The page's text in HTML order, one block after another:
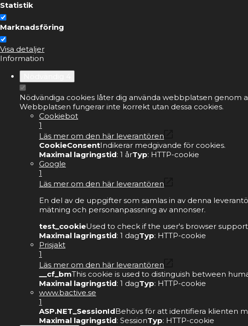
Statistik
Marknadsföring
Visa detaljer
Information
Nödvändiga cookies låter dig använda webbplatsen genom
Webbplatsen fungerar inte korrekt utan dessa cookies.
Cookiebot
1
Läs mer om den här leverantören
CookieConsentIndikerar medgivande för cookies.
Maximal lagringstid: 1 årTyp: HTTP-cookie
Google
1
Läs mer om den här leverantören
En del av de uppgifter som samlas in av denna
mätning och personanpassning av annonser.
test_cookieUsed to check if the user's browser
Maximal lagringstid: 1 dagTyp: HTTP-cookie
Prisjakt
1
Läs mer om den här leverantören
__cf_bmThis cookie is used to distinguish between
Maximal lagringstid: 1 dagTyp: HTTP-cookie
www.bactive.se
1
ASP.NET_SessionIdBehövs för att identifiera klienten
Maximal lagringstid: SessionTyp: HTTP-cookie